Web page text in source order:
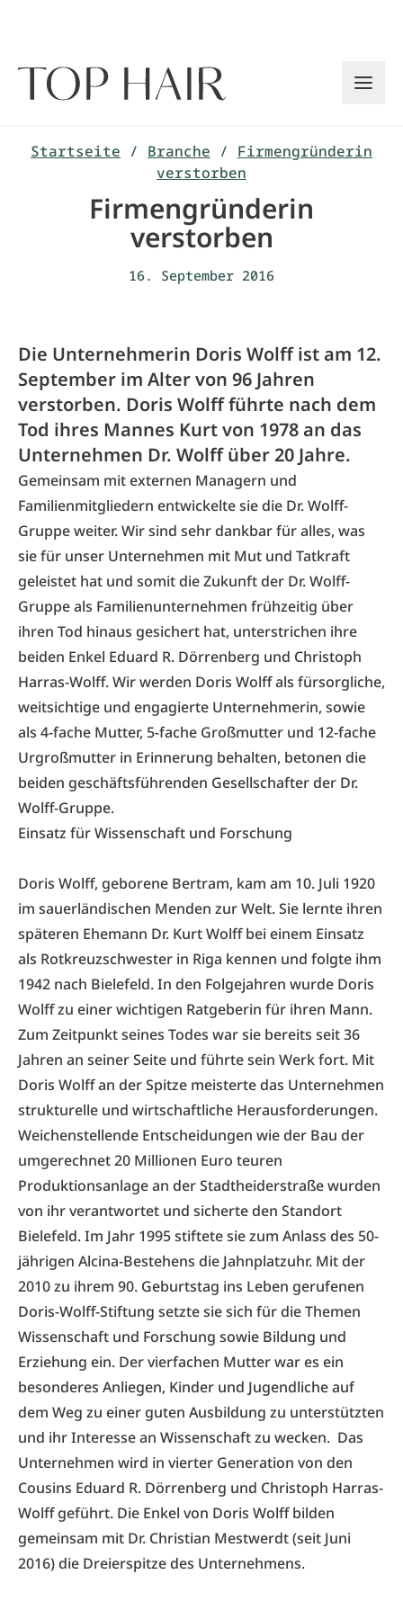
Startseite / Branche / Firmengründerin
verstorben
Firmengründerin
verstorben
16. September 2016
Die Unternehmerin Doris Wolff ist am 12.
September im Alter von 96 Jahren
verstorben. Doris Wolff führte nach dem
Tod ihres Mannes Kurt von 1978 an das
Unternehmen Dr. Wolff über 20 Jahre.
Gemeinsam mit externen Managern und
Familienmitgliedern entwickelte sie die Dr. Wolff-
Gruppe weiter. Wir sind sehr dankbar für alles, was
sie für unser Unternehmen mit Mut und Tatkraft
geleistet hat und somit die Zukunft der Dr. Wolff-
Gruppe als Familienunternehmen frühzeitig über
ihren Tod hinaus gesichert hat, unterstrichen ihre
beiden Enkel Eduard R. Dörrenberg und Christoph
Harras-Wolff. Wir werden Doris Wolff als fürsorgliche,
weitsichtige und engagierte Unternehmerin, sowie
als 4-fache Mutter, 5-fache Großmutter und 12-fache
Urgroßmutter in Erinnerung behalten, betonen die
beiden geschäftsführenden Gesellschafter der Dr.
Wolff-Gruppe.
Einsatz für Wissenschaft und Forschung
Doris Wolff, geborene Bertram, kam am 10. Juli 1920
im sauerländischen Menden zur Welt. Sie lernte ihren
späteren Ehemann Dr. Kurt Wolff bei einem Einsatz
als Rotkreuzschwester in Riga kennen und folgte ihm
1942 nach Bielefeld. In den Folgejahren wurde Doris
Wolff zu einer wichtigen Ratgeberin für ihren Mann.
Zum Zeitpunkt seines Todes war sie bereits seit 36
Jahren an seiner Seite und führte sein Werk fort. Mit
Doris Wolff an der Spitze meisterte das Unternehmen
strukturelle und wirtschaftliche Herausforderungen.
Weichenstellende Entscheidungen wie der Bau der
umgerechnet 20 Millionen Euro teuren
Produktionsanlage an der Stadtheiderstraße wurden
von ihr verantwortet und sicherte den Standort
Bielefeld. Im Jahr 1995 stiftete sie zum Anlass des 50-
jährigen Alcina-Bestehens die Jahnplatzuhr. Mit der
2010 zu ihrem 90. Geburtstag ins Leben gerufenen
Doris-Wolff-Stiftung setzte sie sich für die Themen
Wissenschaft und Forschung sowie Bildung und
Erziehung ein. Der vierfachen Mutter war es ein
besonderes Anliegen, Kinder und Jugendliche auf
dem Weg zu einer guten Ausbildung zu unterstützten
und ihr Interesse an Wissenschaft zu wecken. Das
Unternehmen wird in vierter Generation von den
Cousins Eduard R. Dörrenberg und Christoph Harras-
Wolff geführt. Die Enkel von Doris Wolff bilden
gemeinsam mit Dr. Christian Mestwerdt (seit Juni
2016) die Dreierspitze des Unternehmens.